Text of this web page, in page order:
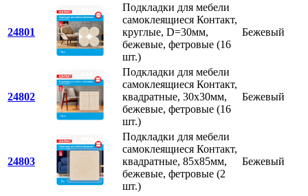
24801
Подкладки для мебели
самоклеящиеся Контакт,
круглые, D=30мм,
бежевые, фетровые (16
шт.)
Бежевый
24802
Подкладки для мебели
самоклеящиеся Контакт,
квадратные, 30х30мм,
бежевые, фетровые (16
шт.)
Бежевый
24803
Подкладки для мебели
самоклеящиеся Контакт,
квадратные, 85х85мм,
бежевые, фетровые (2
шт.)
Бежевый